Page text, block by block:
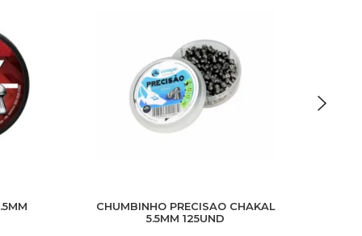
CHUMBINHO PRECISAO CHAKAL
5.5MM 125UND